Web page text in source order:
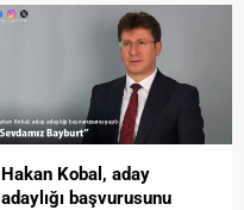
Hakan Kobal, aday
adaylığı başvurusunu